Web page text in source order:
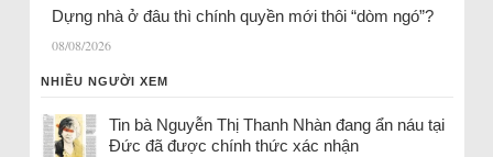
Dựng nhà ở đâu thì chính quyền mới thôi “dòm ngó”?
08/08/2026
NHIỀU NGƯỜI XEM
Tin bà Nguyễn Thị Thanh Nhàn đang ẩn náu tại
Đức đã được chính thức xác nhận